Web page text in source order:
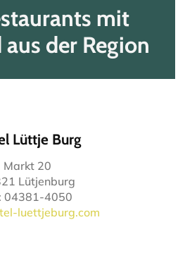
mit
der Region
Lüttje Burg
Markt 20
Lütjenburg
04381-4050
luettjeburg.com